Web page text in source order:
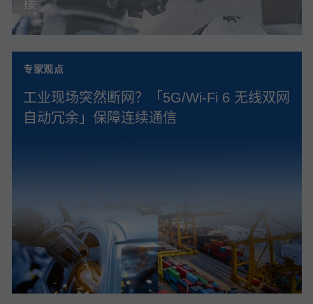
接
专家观点
工业现场突然断网？「5G/Wi‑Fi 6 无线双网
自动冗余」保障连续通信